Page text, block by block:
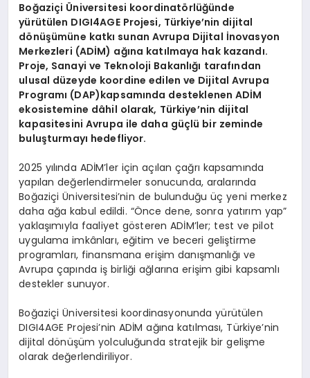
Boğaziçi Üniversitesi koordinatörlüğünde
yürütülen DIGI4AGE Projesi, Türkiye’nin dijital
dönüşümüne katkı sunan Avrupa Dijital İnovasyon
Merkezleri (ADİM) ağına katılmaya hak kazandı.
Proje, Sanayi ve Teknoloji Bakanlığı tarafından
ulusal düzeyde koordine edilen ve Dijital Avrupa
Programı (DAP)kapsamında desteklenen ADİM
ekosistemine dâhil olarak, Türkiye’nin dijital
kapasitesini Avrupa ile daha güçlü bir zeminde
buluşturmayı hedefliyor.
2025 yılında ADİM’ler için açılan çağrı kapsamında
yapılan değerlendirmeler sonucunda, aralarında
Boğaziçi Üniversitesi’nin de bulunduğu üç yeni merkez
daha ağa kabul edildi. “Önce dene, sonra yatırım yap”
yaklaşımıyla faaliyet gösteren ADİM’ler; test ve pilot
uygulama imkânları, eğitim ve beceri geliştirme
programları, finansmana erişim danışmanlığı ve
Avrupa çapında iş birliği ağlarına erişim gibi kapsamlı
destekler sunuyor.
Boğaziçi Üniversitesi koordinasyonunda yürütülen
DIGI4AGE Projesi’nin ADİM ağına katılması, Türkiye’nin
dijital dönüşüm yolculuğunda stratejik bir gelişme
olarak değerlendiriliyor.